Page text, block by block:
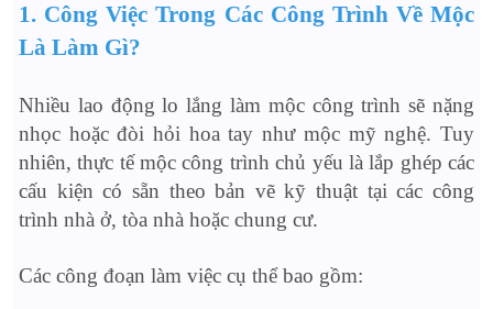
1. Công Việc Trong Các Công Trình Về Mộc
Là Làm Gì?
Nhiều lao động lo lắng làm mộc công trình sẽ nặng
nhọc hoặc đòi hỏi hoa tay như mộc mỹ nghệ. Tuy
nhiên, thực tế mộc công trình chủ yếu là lắp ghép các
cấu kiện có sẵn theo bản vẽ kỹ thuật tại các công
trình nhà ở, tòa nhà hoặc chung cư.
Các công đoạn làm việc cụ thể bao gồm: